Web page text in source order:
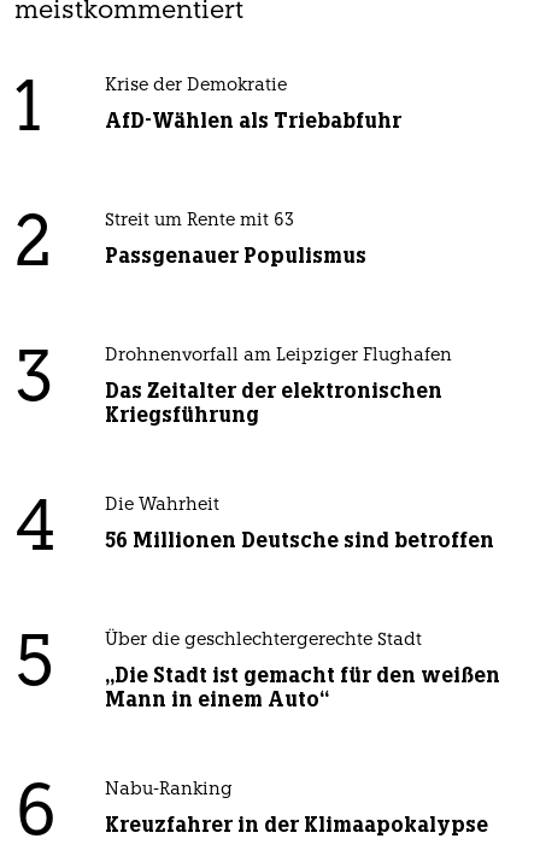
meistkommentiert
1 Krise der Demokratie
AfD-Wählen als Triebabfuhr
2 Streit um Rente mit 63
Passgenauer Populismus
3 Drohnenvorfall am Leipziger Flughafen
Das Zeitalter der elektronischen
Kriegsführung
4 Die Wahrheit
56 Millionen Deutsche sind betroffen
5 Über die geschlechtergerechte Stadt
„Die Stadt ist gemacht für den weißen
Mann in einem Auto“
6 Nabu-Ranking
Kreuzfahrer in der Klimaapokalypse